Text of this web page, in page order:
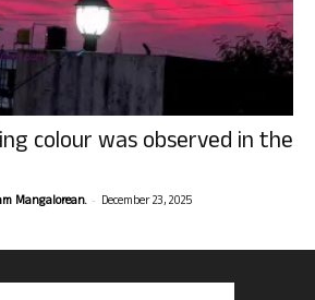
colour was observed in the
Mangalorean. - December 23, 2025